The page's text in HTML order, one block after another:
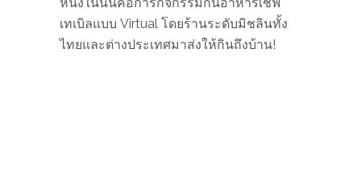
เทเบิลแบบ Virtual โดยร้านระดับมิชลินทั้ง
ไทยและต่างประเทศมาส่งให้กินถึงบ้าน!